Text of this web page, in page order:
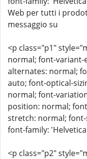
Web per tutti i
messaggio su
<p class="p1"
normal; font-variant-
alternates: normal;
auto; font-optical-
normal; font-
position: normal;
stretch: normal;
font-family: 'Helvetica
<p class="p2"